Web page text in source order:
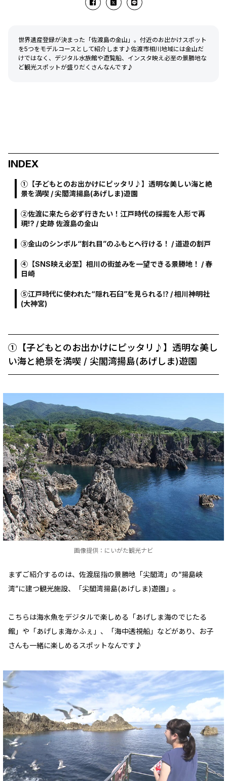
世界遺産登録が決まった「佐渡島の金山」。付近のお出かけスポット
を5つをモデルコースとして紹介します♪佐渡市相川地域には金山だ
けではなく、デジタル水族館や遊覧船、インスタ映え必至の景勝地な
ど観光スポットが盛りだくさんなんです♪
INDEX
①【子どもとのお出かけにピッタリ♪】透明な美しい海と絶
景を満喫 / 尖閣湾揚島(あげしま)遊園
②佐渡に来たら必ず行きたい！江戸時代の採掘を人形で再
現!? / 史跡 佐渡島の金山
③金山のシンボル“割れ目”のふもとへ行ける！ / 道遊の割戸
④【SNS映え必至】相川の街並みを一望できる景勝地！ / 春
日崎
⑤江戸時代に使われた“隠れ石臼”を見られる⁉ / 相川神明社
(大神宮)
①【子どもとのお出かけにピッタリ♪】透明な美し
い海と絶景を満喫 / 尖閣湾揚島(あげしま)遊園
画像提供：にいがた観光ナビ
まずご紹介するのは、佐渡屈指の景勝地「尖閣湾」の“揚島峡
湾”に建つ観光施設、「尖閣湾揚島(あげしま)遊園」。
こちらは海水魚をデジタルで楽しめる「あげしま海のでじたる
館」や「あげしま海かふぇ」、「海中透視船」などがあり、お子
さんも一緒に楽しめるスポットなんです♪